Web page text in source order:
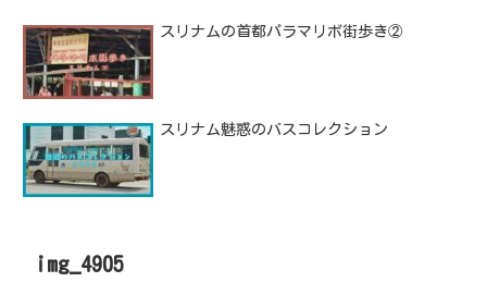
スリナムの首都パラマリボ街歩き②
スリナム魅惑のバスコレクション
img_4905